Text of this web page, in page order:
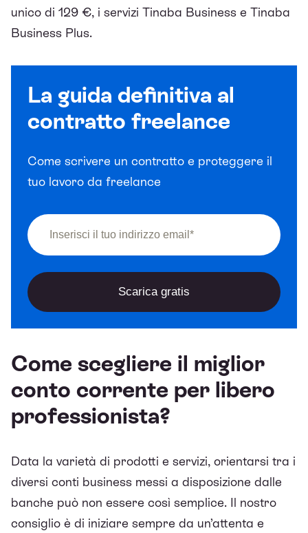
unico di 129 €, i servizi Tinaba Business e Tinaba
Business Plus.
La guida definitiva al
contratto freelance
Come scrivere un contratto e proteggere il
tuo lavoro da freelance
Come scegliere il miglior
conto corrente per libero
professionista?
Data la varietà di prodotti e servizi, orientarsi tra i
diversi conti business messi a disposizione dalle
banche può non essere così semplice. Il nostro
consiglio è di iniziare sempre da un’attenta e